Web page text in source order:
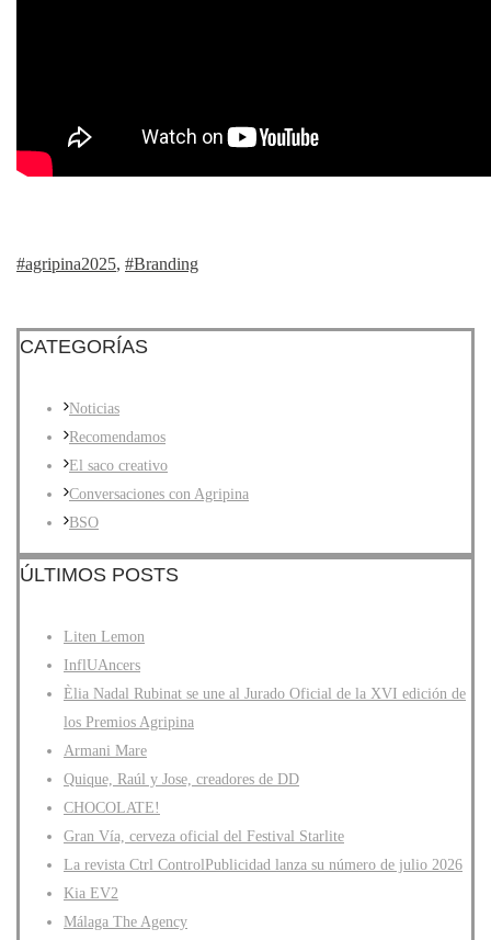
#agripina2025, #Branding
CATEGORÍAS
Noticias
Recomendamos
El saco creativo
Conversaciones con Agripina
BSO
ÚLTIMOS POSTS
Liten Lemon
InflUAncers
Èlia Nadal Rubinat se une al Jurado Oficial de la XVI edición de
los Premios Agripina
Armani Mare
Quique, Raúl y Jose, creadores de DD
CHOCOLATE!
Gran Vía, cerveza oficial del Festival Starlite
La revista Ctrl ControlPublicidad lanza su número de julio 2026
Kia EV2
Málaga The Agency